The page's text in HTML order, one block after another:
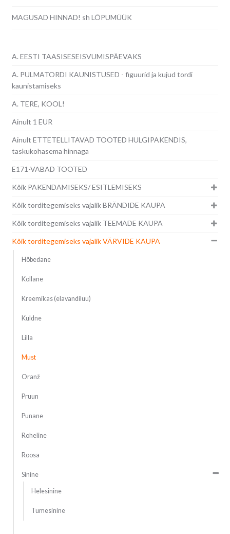
MAGUSAD HINNAD! sh LÕPUMÜÜK
A. EESTI TAASISESEISVUMISPÄEVAKS
A. PULMATORDI KAUNISTUSED - figuurid ja kujud tordi
kaunistamiseks
A. TERE, KOOL!
Ainult 1 EUR
Ainult ETTETELLITAVAD TOOTED HULGIPAKENDIS,
taskukohasema hinnaga
E171-VABAD TOOTED
Kõik PAKENDAMISEKS/ ESITLEMISEKS
Kõik torditegemiseks vajalik BRÄNDIDE KAUPA
Kõik torditegemiseks vajalik TEEMADE KAUPA
Kõik torditegemiseks vajalik VÄRVIDE KAUPA
Hõbedane
Kollane
Kreemikas (elavandiluu)
Kuldne
Lilla
Must
Oranž
Pruun
Punane
Roheline
Roosa
Sinine
Helesinine
Tumesinine